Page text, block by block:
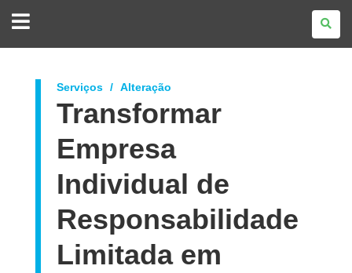
DO
Serviços Alteração
Transformar
Empresa
Individual de
Responsabilidade
Limitada em